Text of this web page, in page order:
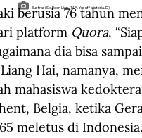
Ilustrasi Sie Boen Lian. (M.A. Yusuf/Historia.ID).
berusia 76 tahun
platform Quora,
dia bisa
Liang Hai, namanya,
mahasiswa
Belgia, ketika
meletus di Indonesia.